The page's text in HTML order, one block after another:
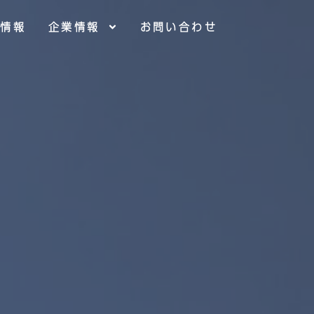
報 企業情報 お問い合わせ